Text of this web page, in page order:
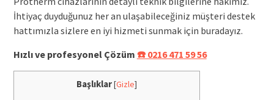
İhtiyaç duyduğunuz her an ulaşabileceğiniz müşteri destek
hattımızla sizlere en iyi hizmeti sunmak için buradayız.
Hızlı ve profesyonel Çözüm ☎️ 0216 471 59 56
Başlıklar[Gizle]